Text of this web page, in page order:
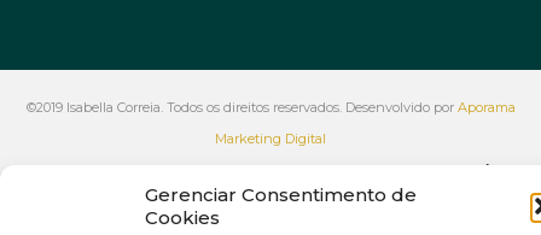
Gerenciar Consentimento de
Cookies
©2019 Isabella Correia. Todos os direitos reservados. Desenvolvido por Aporama
Marketing Digital